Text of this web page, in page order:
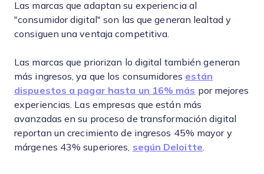
Las marcas que adaptan su experiencia al
"consumidor digital" son las que generan lealtad y
consiguen una ventaja competitiva.
Las marcas que priorizan lo digital también generan
más ingresos, ya que los consumidores están
dispuestos a pagar hasta un 16% más por mejores
experiencias. Las empresas que están más
avanzadas en su proceso de transformación digital
reportan un crecimiento de ingresos 45% mayor y
márgenes 43% superiores, según Deloitte